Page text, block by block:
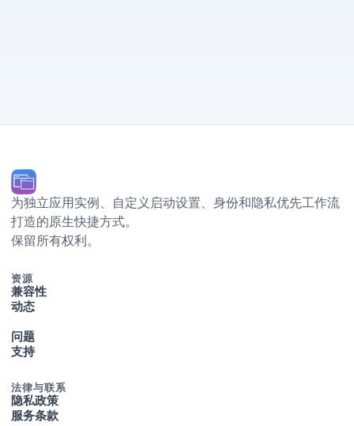
为独立应用实例、自定义启动设置、Dock 身份和隐私优先工作流
打造的原生 macOS 快捷方式。
© 2026 Ihor July. 保留所有权利。
资源
兼容性
动态
问题
支持
法律与联系
隐私政策
服务条款